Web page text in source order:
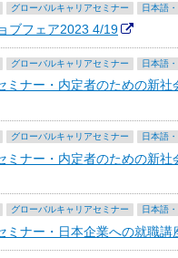
グローバルキャリアセミナー 日本語
ブフェア2023 4/19
グローバルキャリアセミナー 日本語
ミナー・内定者のための新
グローバルキャリアセミナー 日本語
ミナー・内定者のための新
グローバルキャリアセミナー 日本語
ミナー・日本企業への就職